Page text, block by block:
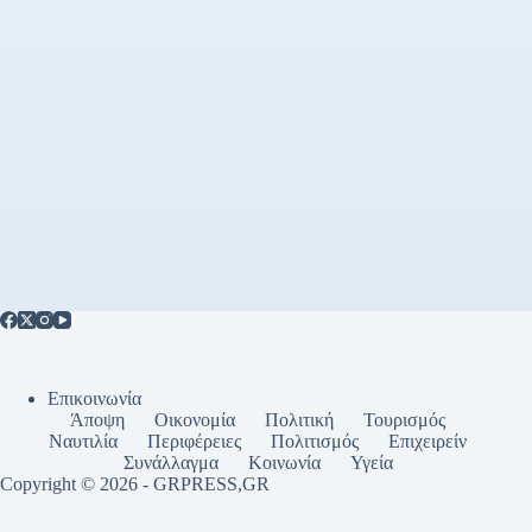
Επικοινωνία
Άποψη
Οικονομία Πολιτική
Τουρισμός
Ναυτιλία
Περιφέρειες Πολιτισμός
Επιχειρείν
Συνάλλαγμα
Κοινωνία
Υγεία
Copyright © 2026 - GRPRESS,GR